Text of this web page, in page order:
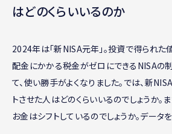
はどのくらいいるのか
2024年は「新NISA元年」。投資で得られた
配金にかかる税金がゼロにできるNISAの
て、使い勝手がよくなりました。では、新
トさせた人はどのくらいいるのでしょうか。
お金はシフトしているのでしょうか。データ